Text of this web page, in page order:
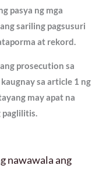
pasya ng mga
sariling pagsusuri
at rekord.
prosecution sa
sa article 1 ng
may apat na
paglilitis.
nawawala ang